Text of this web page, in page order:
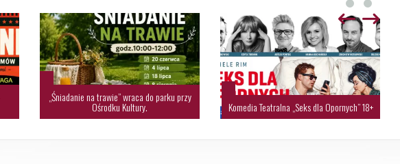
„Śniadanie na trawie” wraca do parku przy
Ośrodku Kultury. Komedia Teatralna „Seks dla Opornych” 18+